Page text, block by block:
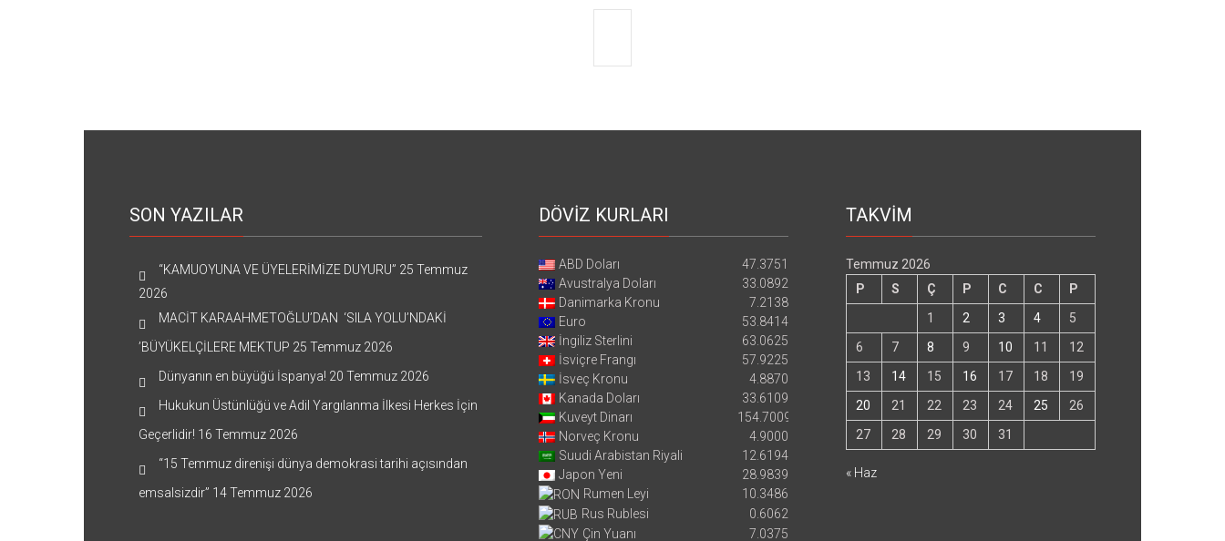
SON YAZILAR
“KAMUOYUNA VE ÜYELERİMİZE DUYURU” 25 Temmuz
2026
MACİT KARAAHMETOĞLU’DAN ‘SILA YOLU’NDAKİ
’BÜYÜKELÇİLERE MEKTUP 25 Temmuz 2026
Dünyanın en büyüğü İspanya! 20 Temmuz 2026
Hukukun Üstünlüğü ve Adil Yargılanma İlkesi Herkes İçin
Geçerlidir! 16 Temmuz 2026
“15 Temmuz direnişi dünya demokrasi tarihi açısından
emsalsizdir” 14 Temmuz 2026
DÖVİZ KURLARI
ABD Doları
47.3751
Avustralya Doları
33.0892
Danimarka Kronu
7.2138
Euro
53.8414
İngiliz Sterlini
63.0625
İsviçre Frangı
57.9225
İsveç Kronu
4.8870
Kanada Doları
33.6109
Kuveyt Dinarı
154.7009
Norveç Kronu
4.9000
Suudi Arabistan Riyali
12.6194
Japon Yeni
28.9839
Rumen Leyi
10.3486
Rus Rublesi
0.6062
Çin Yuanı
7.0375
TAKVİM
Temmuz 2026
P
S Ç P C C
P
1
2 3 4
5
6
7 8 9 10 11
12
13
14 15 16 17 18
19
20
21 22 23 24 25
26
27
28 29 30 31
« Haz